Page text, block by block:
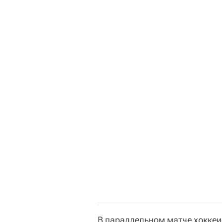
В параллельном матче